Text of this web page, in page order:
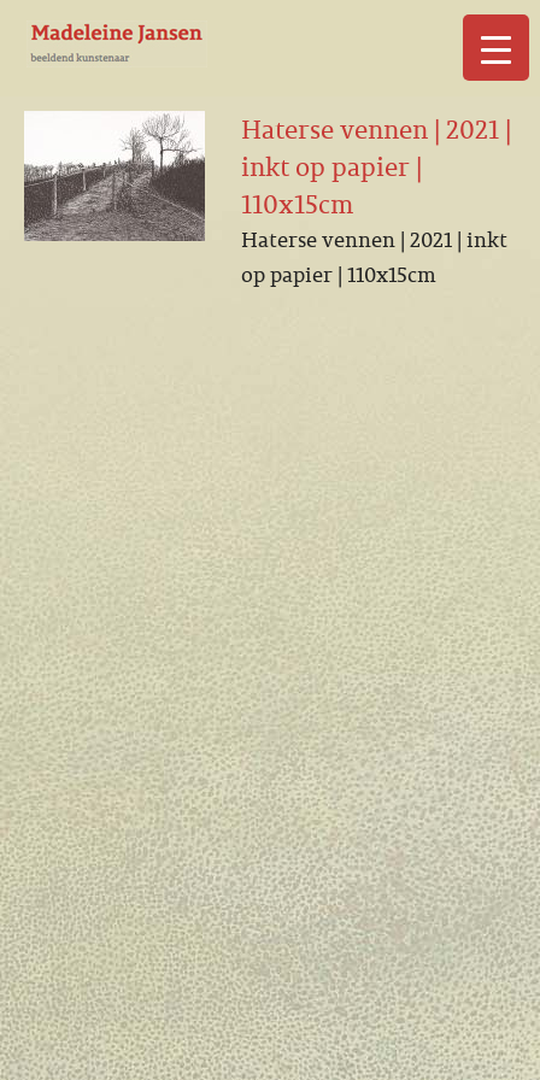
Haterse vennen | 2021 |
inkt op papier |
110x15cm
Haterse vennen | 2021 | inkt
op papier | 110x15cm